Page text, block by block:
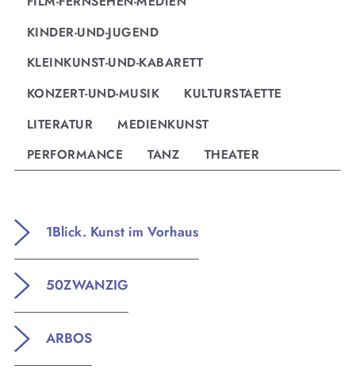
KINDER-UND-JUGEND
KLEINKUNST-UND-KABARETT
KONZERT-UND-MUSIK
KULTURSTAETTE
LITERATUR
MEDIENKUNST
PERFORMANCE
TANZ THEATER
1Blick. Kunst im Vorhaus
50ZWANZIG
ARBOS
News
About
Mitglieder
Workshops
KULTplan